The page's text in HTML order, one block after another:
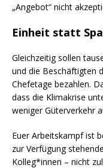
„Angebot“ nicht
Einheit statt
Gleichzeitig sollen
und die Beschäftigten
Chefetage bezahlen.
dass die Klimakrise
weniger Güterverkehr
Euer Arbeitskampf ist
zur Verfügung
Kolleg*innen – nicht